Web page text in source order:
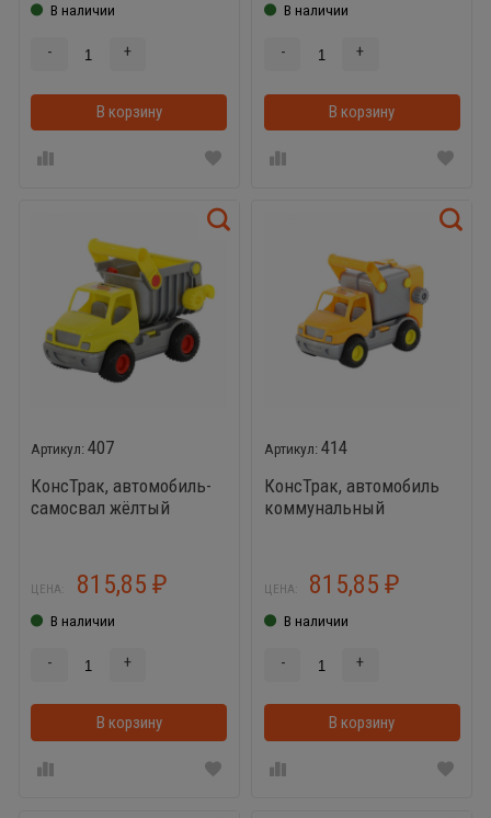
В наличии
- +
В корзину
В наличии
- +
В корзину
407
КонсТрак, автомобиль-
самосвал жёлтый
ЦЕНА: 815,85 ₽
В наличии
- +
В корзину
414
КонсТрак, автомобиль
коммунальный
ЦЕНА: 815,85₽
В наличии
- +
В корзину